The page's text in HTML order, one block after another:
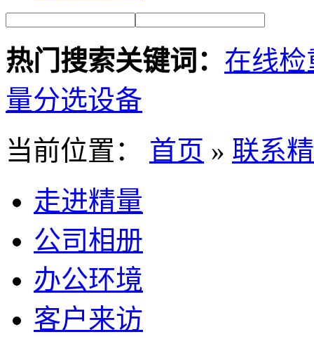
热门搜索关键词： 在线检
量分选设备
当前位置：
首页 » 联系
走进精量
公司相册
办公环境
客户来访